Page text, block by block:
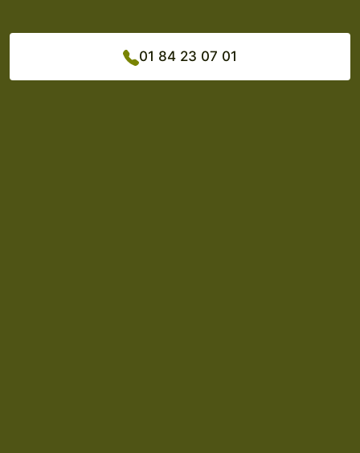
Phone number: 01 84 23
01 84 23 07 01